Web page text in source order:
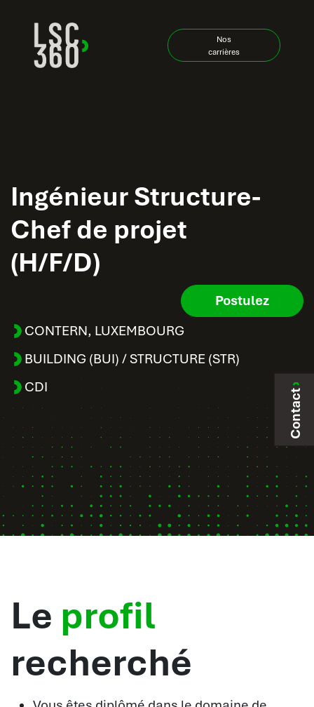
Nos
carrières
Ingénieur Structure-
Chef de projet
(H/F/D)
Postulez
CONTERN, LUXEMBOURG
BUILDING (BUI) / STRUCTURE (STR)
CDI
Contact
Le profil
recherché